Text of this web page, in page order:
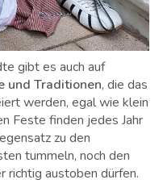
gibt es auch auf
und Traditionen, die das
werden, egal wie klein
Feste finden jedes Jahr
zu den
tummeln, noch den
richtig austoben dürfen.